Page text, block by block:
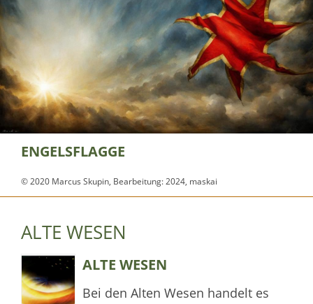
ENGELSFLAGGE
© 2020 Marcus Skupin, Bearbeitung: 2024, maskai
ALTE WESEN
ALTE WESEN
Bei den Alten Wesen handelt es